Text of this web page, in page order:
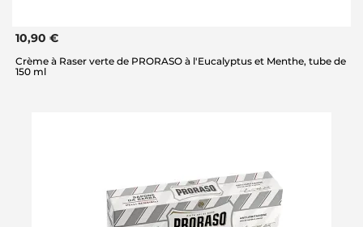
10,90 €
Crème à Raser verte de PRORASO à l'Eucalyptus et Menthe, tube de
150 ml